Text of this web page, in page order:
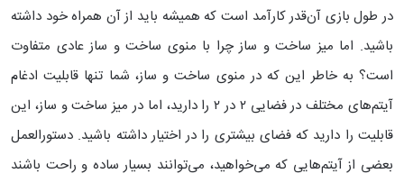
در طول بازی آن‌قدر کارآمد است که همیشه باید از آن همراه خود داشته
باشید. اما میز ساخت و ساز چرا با منوی ساخت و ساز عادی متفاوت
است؟ به خاطر این که در منوی ساخت و ساز، شما تنها قابلیت ادغام
آیتم‌های مختلف در فضایی ۲ در ۲ را دارید، اما در میز ساخت و ساز، این
قابلیت را دارید که فضای بیشتری را در اختیار داشته باشید. دستورالعمل
بعضی از آیتم‌‌هایی که می‌خواهید، می‌توانند بسیار ساده و راحت باشند